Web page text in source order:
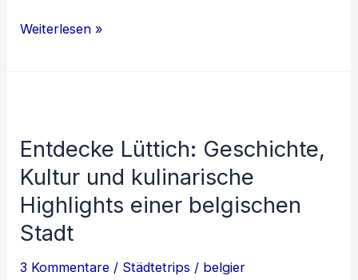
Einzigartige
Schlössern
bis
Bed
Breakfasts
Weiterlesen »
Entdecke Lüttich: Geschichte,
Kultur und kulinarische
Highlights einer belgischen
Stadt
3 Kommentare / Städtetrips / belgier